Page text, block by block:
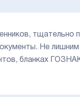
тщательно
Не
бланках